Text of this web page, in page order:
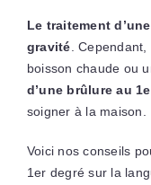
Le traitement
gravité .
boisson chaude ou
d’une brûlure au
soigner à la maison.
Voici nos conseils
1er degré sur la